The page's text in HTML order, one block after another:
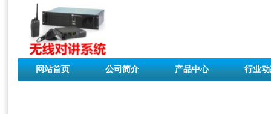
网站首页 公司简介 产品中心 行业